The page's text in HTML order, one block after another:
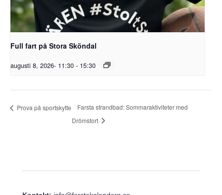
Full fart på Stora Sköndal
augusti 8, 2026- 11:30 - 15:30
Prova på sportskytte
Farsta strandbad: Sommaraktiviteter med
Drömstort